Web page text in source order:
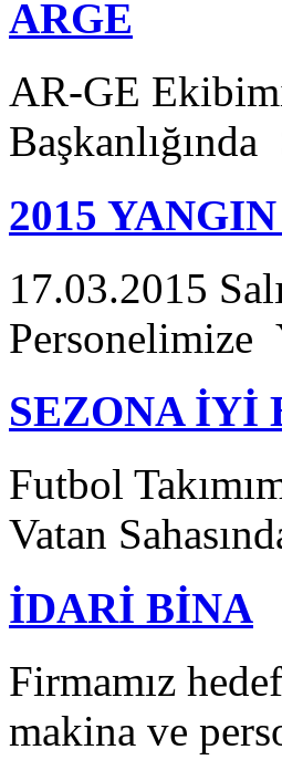
ARGE
AR-GE
2015
17.03.2015
Personelimize
SEZONA İYİ
Futbol
Vatan
İDARİ BİNA
Firmamız
makina ve